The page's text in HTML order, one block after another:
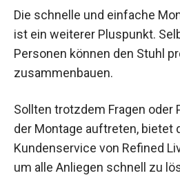
Die schnelle und einfache
ist ein weiterer Pluspunkt.
Personen können den Stuhl
zusammenbauen.
Sollten trotzdem Fragen oder
der Montage auftreten, bietet
Kundenservice von Refined
um alle Anliegen schnell zu